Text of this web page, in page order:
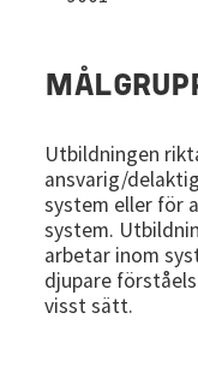
Utbildningen
ansvarig/
system eller
system.
arbetar inom
djupare
visst sätt.